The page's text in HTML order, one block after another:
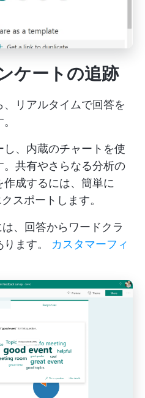
ケートの追跡
リアルタイムで回答を
、内蔵のチャートを使
共有やさらなる分析の
成するには、簡単に
スポートします。
、回答からワードクラ
ます。 カスタマーフィ